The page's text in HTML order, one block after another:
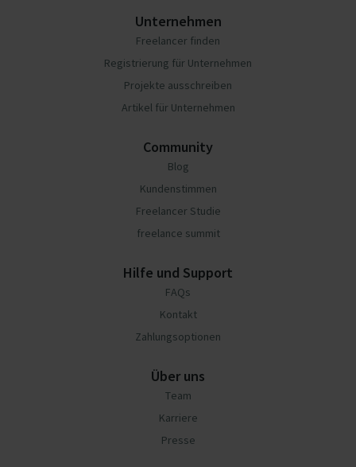
Unternehmen
Freelancer finden
Registrierung für Unternehmen
Projekte ausschreiben
Artikel für Unternehmen
Community
Blog
Kundenstimmen
Freelancer Studie
freelance summit
Hilfe und Support
FAQs
Kontakt
Zahlungsoptionen
Über uns
Team
Karriere
Presse